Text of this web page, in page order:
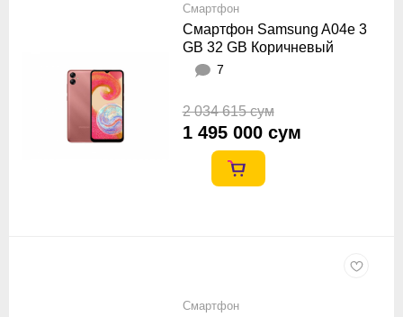
Смартфон
Смартфон Samsung A04e 3
GB 32 GB Коричневый
7
2 034 615 сум
1 495 000 сум
Смартфон